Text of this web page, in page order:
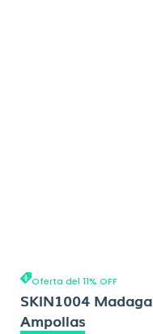
Oferta del 11% OFF
SKIN1004
Ampollas